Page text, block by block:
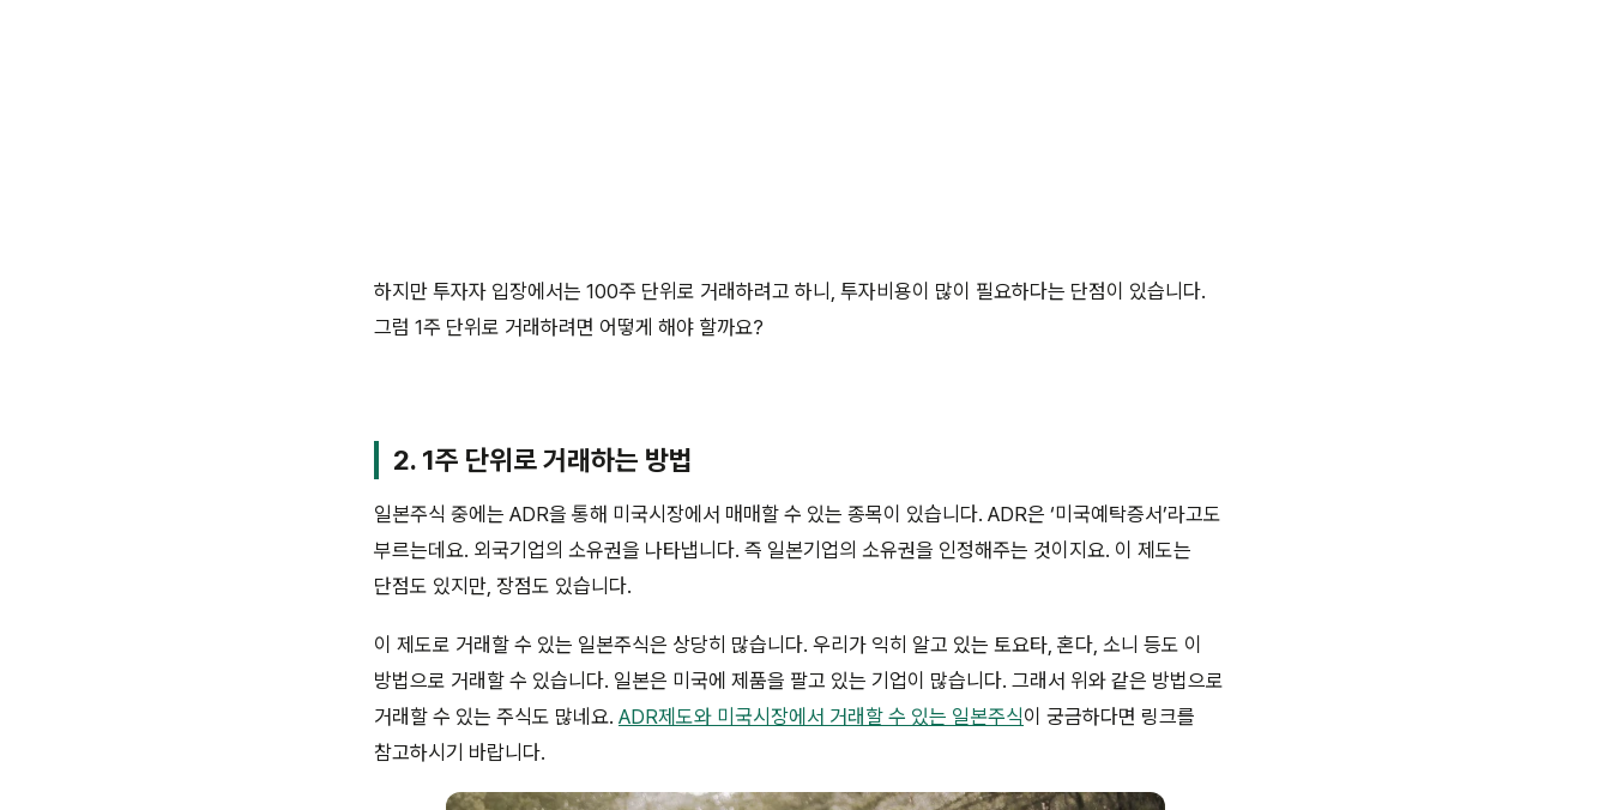
하지만 투자자 입장에서는 100주 단위로 거래하려고 하니, 투자비용이 많이 필요하다는 단점이 있습니다.
그럼 1주 단위로 거래하려면 어떻게 해야 할까요?
2. 1주 단위로 거래하는 방법
일본주식 중에는 ADR을 통해 미국시장에서 매매할 수 있는 종목이 있습니다. ADR은 ‘미국예탁증서’라고도
부르는데요. 외국기업의 소유권을 나타냅니다. 즉 일본기업의 소유권을 인정해주는 것이지요. 이 제도는
단점도 있지만, 장점도 있습니다.
이 제도로 거래할 수 있는 일본주식은 상당히 많습니다. 우리가 익히 알고 있는 토요타, 혼다, 소니 등도 이
방법으로 거래할 수 있습니다. 일본은 미국에 제품을 팔고 있는 기업이 많습니다. 그래서 위와 같은 방법으로
거래할 수 있는 주식도 많네요. ADR제도와 미국시장에서 거래할 수 있는 일본주식이 궁금하다면 링크를
참고하시기 바랍니다.